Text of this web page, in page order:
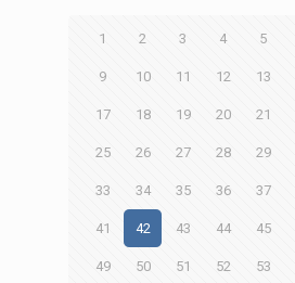
1 2 3 4 5
9 10 11 12 13
17 18 19 20 21
25 26 27 28 29
33 34 35 36 37
41 42 43 44 45
49 50 51 52 53